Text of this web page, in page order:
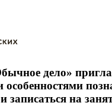
дело»
записаться на